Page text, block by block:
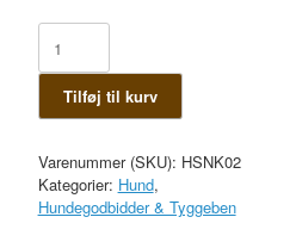
antal
Tilføj til kurv
Varenummer (SKU): HSNK02
Kategorier: Hund,
Hundegodbidder & Tyggeben